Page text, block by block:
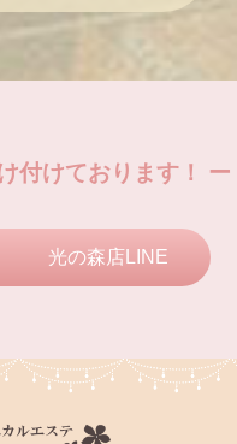
付けております！ ー
光の森店LINE